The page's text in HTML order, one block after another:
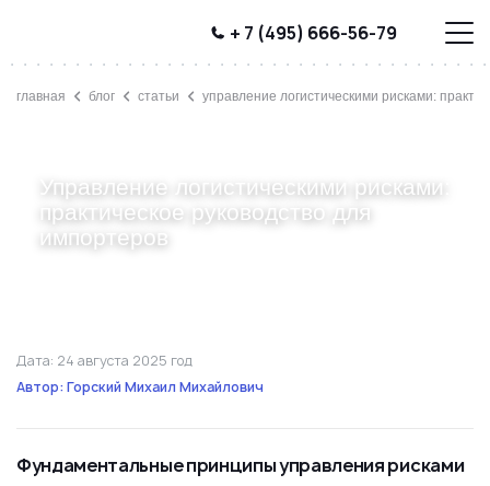
+ 7 (495) 666-56-79
главная блог статьи управление логистическими рисками:
Управление логистическими рисками:
практическое руководство для
импортеров
Дата: 24 августа 2025 год
Автор: Горский Михаил Михайлович
Фундаментальные принципы управления рисками